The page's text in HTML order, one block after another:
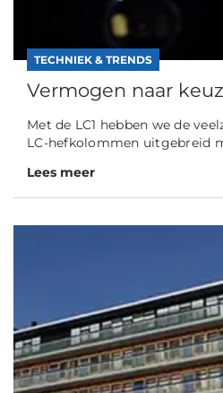
TECHNIEK & TRENDS
Vermogen naar
Met de LC1 hebben we de
LC-hefkolommen uitgebreid
Lees meer